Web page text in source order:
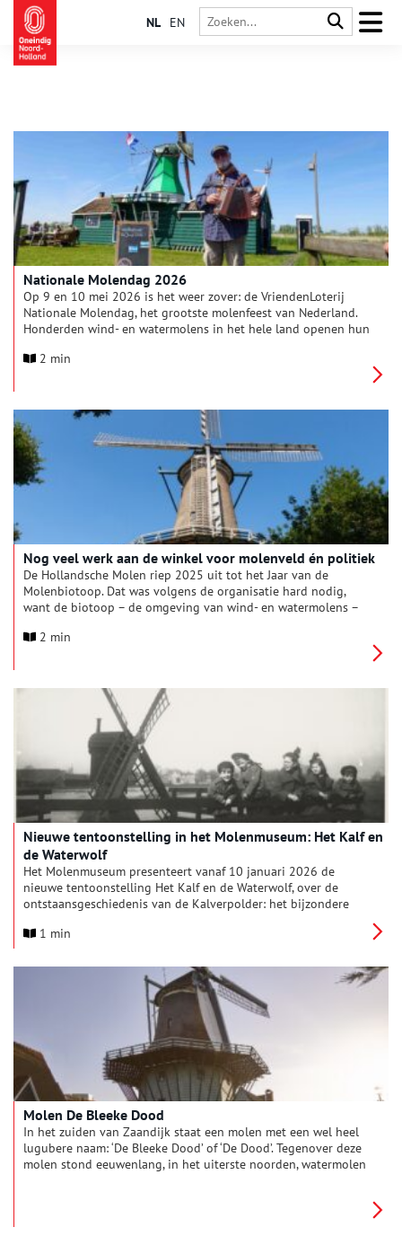
NL EN
Nationale Molendag 2026
Op 9 en 10 mei 2026 is het weer zover: de VriendenLoterij
Nationale Molendag, het grootste molenfeest van Nederland.
Honderden wind- en watermolens in het hele land openen hun
zaterdag 9 mei geopend. Ga op pad en kijk je ogen uit!
2 min
Nog veel werk aan de winkel voor molenveld én politiek
De Hollandsche Molen riep 2025 uit tot het Jaar van de
Molenbiotoop. Dat was volgens de organisatie hard nodig,
want de biotoop – de omgeving van wind- en watermolens –
steeds vaker de windvang van wiekendragers, terwijl
2 min
Nieuwe tentoonstelling in het Molenmuseum: Het Kalf en
de Waterwolf
Het Molenmuseum presenteert vanaf 10 januari 2026 de
nieuwe tentoonstelling Het Kalf en de Waterwolf, over de
ontstaansgeschiedenis van de Kalverpolder: het bijzondere
en het Zaans Museum samenkomen. De tentoonstelling laat
samenwerking waren.
1 min
Molen De Bleeke Dood
In het zuiden van Zaandijk staat een molen met een wel heel
lugubere naam: ‘De Bleeke Dood’ of ‘De Dood’. Tegenover deze
molen stond eeuwenlang, in het uiterste noorden, watermolen